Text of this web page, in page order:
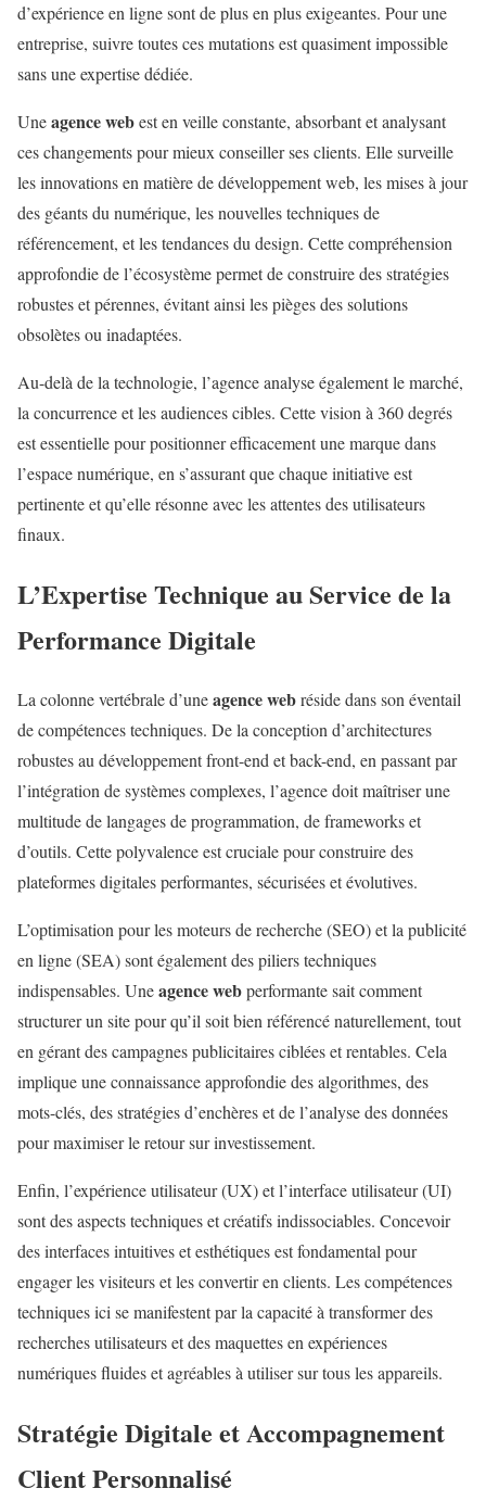
d’expérience en ligne sont de plus en plus exigeantes. Pour une
entreprise, suivre toutes ces mutations est quasiment impossible
sans une expertise dédiée.
Uneagence webest en veille constante, absorbant et analysant
ces changements pour mieux conseiller ses clients. Elle surveille
les innovations en matière de développement web, les mises à jour
des géants du numérique, les nouvelles techniques de
référencement, et les tendances du design. Cette compréhension
approfondie de l’écosystème permet de construire des stratégies
robustes et pérennes, évitant ainsi les pièges des solutions
obsolètes ou inadaptées.
Au-delà de la technologie, l’agence analyse également le marché,
la concurrence et les audiences cibles. Cette vision à 360 degrés
est essentielle pour positionner efficacement une marque dans
l’espace numérique, en s’assurant que chaque initiative est
pertinente et qu’elle résonne avec les attentes des utilisateurs
finaux.
L’Expertise Technique au Service de la
Performance Digitale
La colonne vertébrale d’uneagence webréside dans son éventail
de compétences techniques. De la conception d’architectures
robustes au développement front-end et back-end, en passant par
l’intégration de systèmes complexes, l’agence doit maîtriser une
multitude de langages de programmation, de frameworks et
d’outils. Cette polyvalence est cruciale pour construire des
plateformes digitales performantes, sécurisées et évolutives.
L’optimisation pour les moteurs de recherche (SEO) et la publicité
en ligne (SEA) sont également des piliers techniques
indispensables. Uneagence webperformante sait comment
structurer un site pour qu’il soit bien référencé naturellement, tout
en gérant des campagnes publicitaires ciblées et rentables. Cela
implique une connaissance approfondie des algorithmes, des
mots-clés, des stratégies d’enchères et de l’analyse des données
pour maximiser le retour sur investissement.
Enfin, l’expérience utilisateur (UX) et l’interface utilisateur (UI)
sont des aspects techniques et créatifs indissociables. Concevoir
des interfaces intuitives et esthétiques est fondamental pour
engager les visiteurs et les convertir en clients. Les compétences
techniques ici se manifestent par la capacité à transformer des
recherches utilisateurs et des maquettes en expériences
numériques fluides et agréables à utiliser sur tous les appareils.
Stratégie Digitale et Accompagnement
Client Personnalisé